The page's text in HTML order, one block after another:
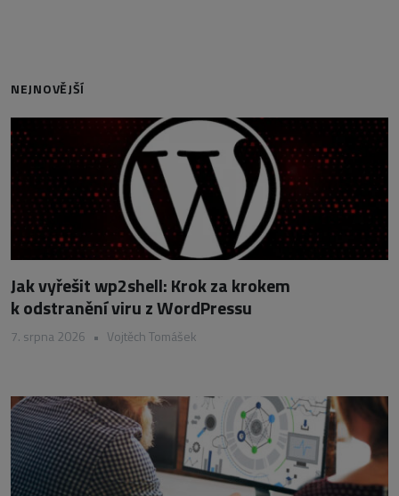
NEJNOVĚJŠÍ
Jak vyřešit wp2shell: Krok za krokem
k odstranění viru z WordPressu
7. srpna 2026 • Vojtěch Tomášek